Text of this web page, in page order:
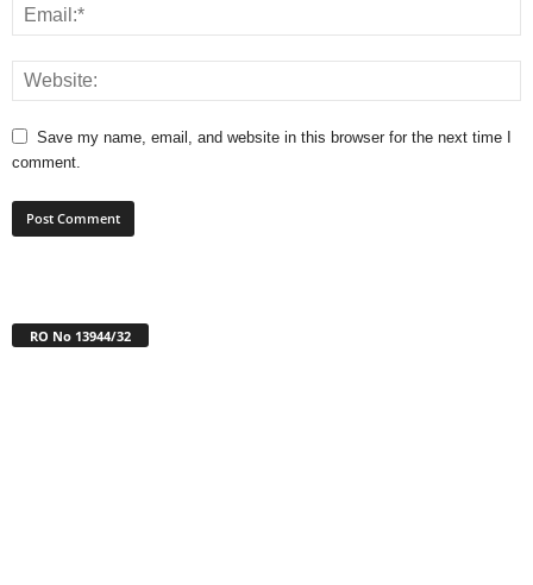
Save my name, email, and website in this browser for the next time I
comment.
RO No 13944/32